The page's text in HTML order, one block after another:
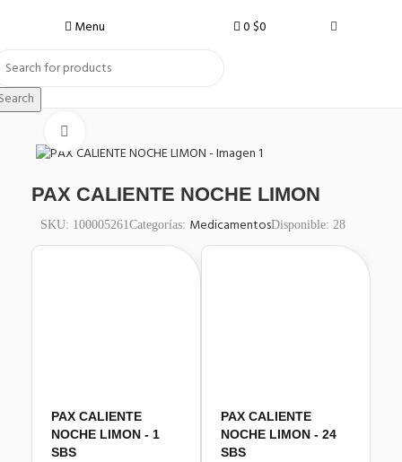
Menu 0$0
PAX CALIENTE NOCHE LIMON
SKU: 100005261Categorías: MedicamentosDisponible: 28
PAX CALIENTE
NOCHE LIMON - 1
SBS
PAX CALIENTE
NOCHE LIMON - 24
SBS